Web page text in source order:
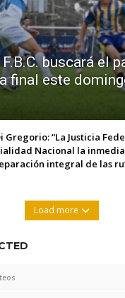
buscará el
final este
Gregorio: “La Justicia
Nacional la
integral de las
Load more